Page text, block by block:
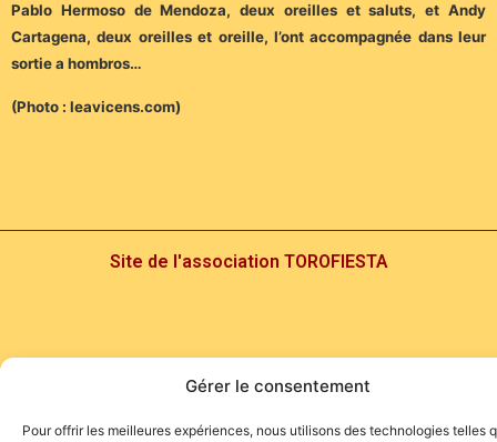
Gérer le consentement
Pour offrir les meilleures expériences, nous utilisons des technologies telles
Pablo Hermoso de Mendoza, deux oreilles et saluts, et Andy
Cartagena, deux oreilles et oreille, l’ont accompagnée dans leur
sortie a hombros…
(Photo : leavicens.com)
Site de l'association TOROFIESTA